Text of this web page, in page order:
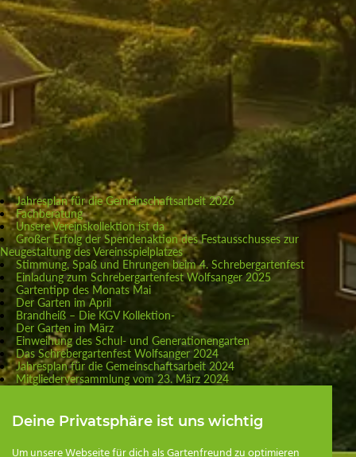
Deine Privatsphäre ist uns wichtig
Jahresplan für die Gemeinschaftsarbeit 2026
Fachberatung
Unsere Vereinskollektion ist da
Großer Erfolg der Spendenaktion des Festausschusses zur
Neugestaltung des Vereinsspielplatzes
Stimmung, Spaß und Ehrungen beim 4. Schrebergartenfest
Einladung zum Schrebergartenfest Wolfsanger 2025
Gartentipp des Monats Mai
Der Garten im April
Brandheiß – Die KGV Kollektion-
Der Garten im März
Einweihung des Schul- und Generationengarten
Das Schrebergartenfest Wolfsanger 2024
Jahresplan für die Gemeinschaftsarbeit 2024
Mitgliederversammlung vom 23. März 2024
Das Keyhole-Beet
Schulgarten